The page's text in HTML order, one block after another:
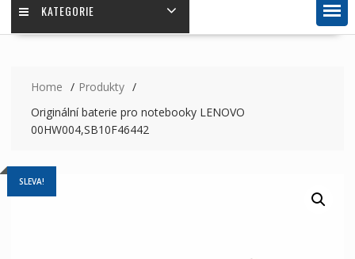
KATEGORIE
Home
Produkty
Originální baterie pro notebooky LENOVO
00HW004,SB10F46442
SLEVA!